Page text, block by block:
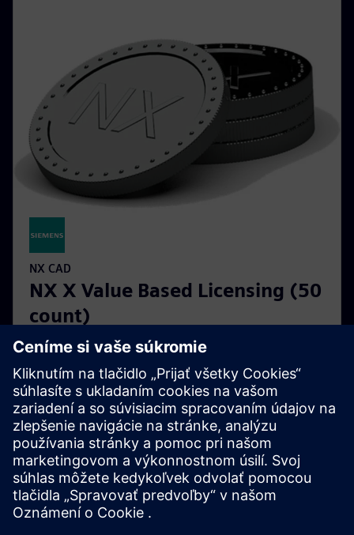
NX CAD
NX X Value Based Licensing (50
count)
NX X Value Based Licensing tokens provide a flexible
and cost effective solution for running NX X add-on
modules without the need for individual purchases.